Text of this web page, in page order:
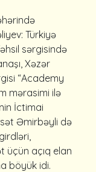
Türkiyə
sərgisində
Xəzər
“Academy
mərasimi ilə
İctimai
Əmirbəyli də
üçün açıq elan
böyük idi.